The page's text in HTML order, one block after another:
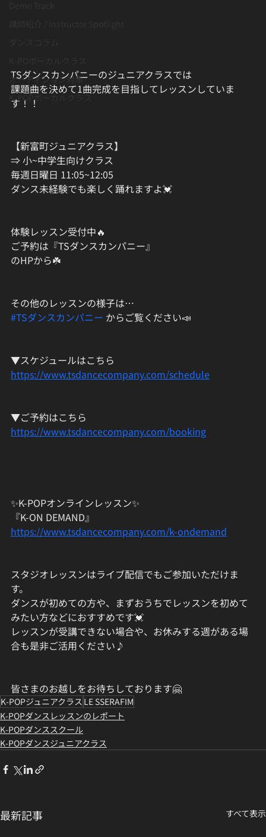
オーディション対策
K-POPボーカルクラス
TSダンスカンパニーのジュニアクラスでは
課題曲を決めて1曲完成を目指してレッスンしていま
す！！
【新富町ジュニアクラス】
⇒ 小~中学生向けクラス
毎週日曜日 11:05~12:05
ダンス未経験でも楽しく踊れますよ💓
体験レッスン受付中🔥
ご予約は『TSダンスカンパニー』
のHPから☘️
その他のレッスンの様子は…
#TSダンスカンパニー からご覧ください📣
▼スケジュールはこちら
https://www.tsdancecompany.com/schedule
▼ご予約はこちら
https://www.tsdancecompany.com/booking
✨K-POPオンラインレッスン✨
『K-ON DEMAND』
https://www.tsdancecompany.com/k-ondemand
スタジオレッスンはライブ配信でもご参加いただけま
す。
ダンスが初めての方や、まずおうちでレッスンを初めて
みたい方などにおすすめです💓
レッスンが受講できない場合や、お休みする週がある場
合も是非ご活用ください♪
皆さまのお越しをお待ちしております🤗
K-POPジュニアクラス LE SSERAFIM
K-POPダンスレッスンのレポート
K-POPダンススクール
K-POPダンスジュニアクラス
最新記事 すべて表示